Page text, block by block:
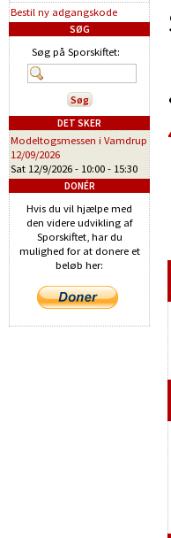
Bestil ny adgangskode
SØG
Søg på Sporskiftet:
DET SKER
Modeltogsmessen i Vamdrup
12/09/2026
Sat 12/9/2026 - 10:00 - 15:30
DONÉR
Hvis du vil hjælpe med
den videre udvikling af
Sporskiftet, har du
mulighed for at donere et
beløb her: